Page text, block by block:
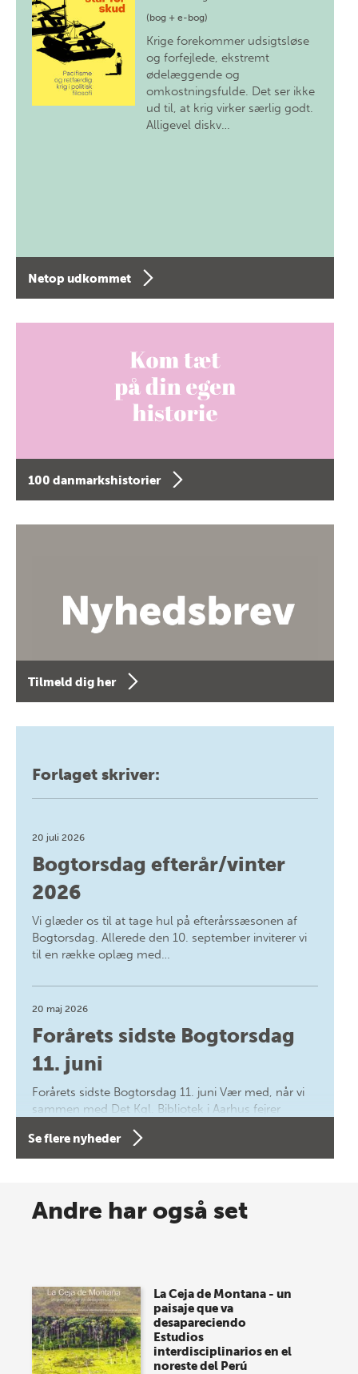
(bog + e-bog)
Krige forekommer udsigtsløse
og forfejlede, ekstremt
ødelæggende og
omkostningsfulde. Det ser ikke
ud til, at krig virker særlig godt.
Alligevel diskv…
Netop udkommet
100 danmarkshistorier
Tilmeld dig her
Forlaget skriver:
20 juli 2026
Bogtorsdag efterår/vinter
2026
Vi glæder os til at tage hul på efterårssæsonen af
Bogtorsdag. Allerede den 10. september inviterer vi
til en række oplæg med…
20 maj 2026
Forårets sidste Bogtorsdag
11. juni
Forårets sidste Bogtorsdag 11. juni Vær med, når vi
sammen med Det Kgl. Bibliotek i Aarhus fejrer
forfatterne bag vores nyes…
Spar op til 70% til sommer-
onsdag den 10. j…
Se flere nyheder
Andre har også set
La Ceja de Montana - un
paisaje que va
desapareciendo
Estudios
interdisciplinarios en el
noreste del Perú